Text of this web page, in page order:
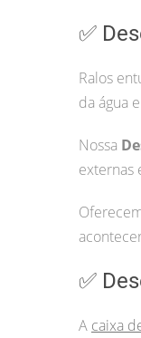
✅
Ralos
da água
Nossa
externas
✅
A caixa